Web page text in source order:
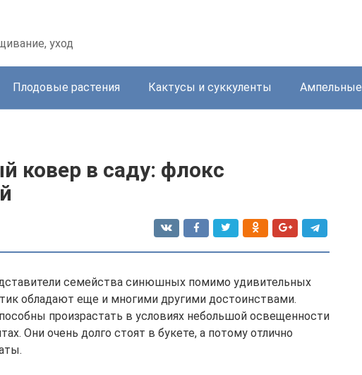
уход
Плодовые растения Кактусы и суккуленты Ампельные
ковер в саду: флокс
семейства синюшных помимо удивительных
обладают еще и многими другими достоинствами.
произрастать в условиях небольшой освещенности
Они очень долго стоят в букете, а потому отлично